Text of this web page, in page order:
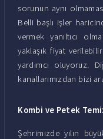
sorunun aynı
Belli başlı işler
vermek yanıltıcı
yaklaşık fiyat
yardımcı oluyoruz.
kanallarımızdan bizi
Kombi ve Petek
Şehrimizde yılın